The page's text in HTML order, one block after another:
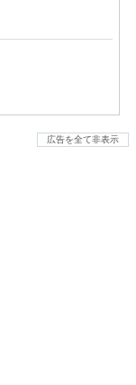
広告を全て非表示